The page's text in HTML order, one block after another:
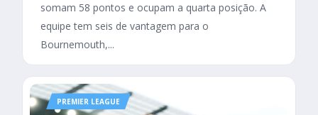
somam 58 pontos e ocupam a quarta posição. A
equipe tem seis de vantagem para o
Bournemouth,...
PREMIER LEAGUE